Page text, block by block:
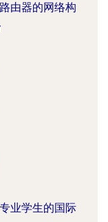
由器的网络构
业学生的国际